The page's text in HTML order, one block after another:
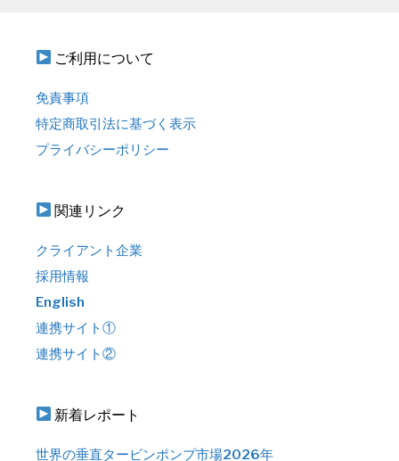
ご利用について
免責事項
特定商取引法に基づく表示
プライバシーポリシー
関連リンク
クライアント企業
採用情報
English
連携サイト①
連携サイト②
新着レポート
世界の垂直タービンポンプ市場2026年